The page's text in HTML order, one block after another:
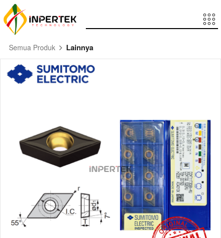
Semua Produk Lainnya